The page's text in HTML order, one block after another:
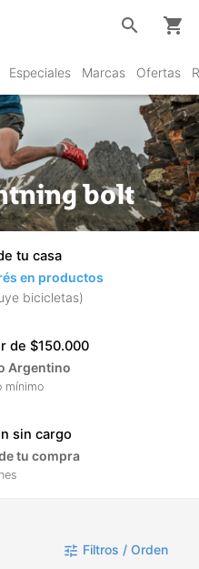
Especiales Marcas Ofertas
search shopping_cart
bolt
tu casa
en productos
bicicletas)
de $150.000
Argentino
mínimo
sin cargo
tu compra
tune Filtros / Orden